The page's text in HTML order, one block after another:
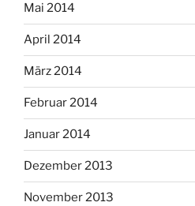
Mai 2014
April 2014
März 2014
Februar 2014
Januar 2014
Dezember 2013
November 2013